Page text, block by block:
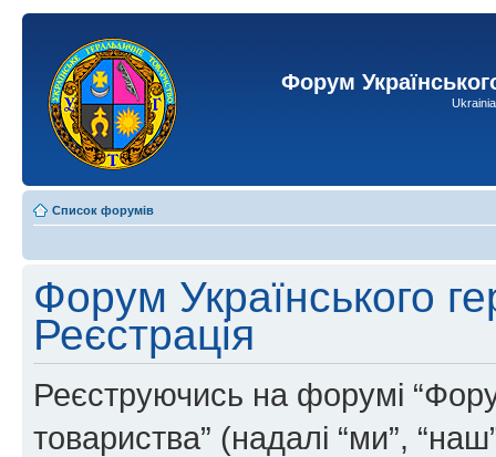
Форум
Список форумів
Форум Українського
Реєстрація
Реєструючись на форумі
товариства” (надалі “ми”,